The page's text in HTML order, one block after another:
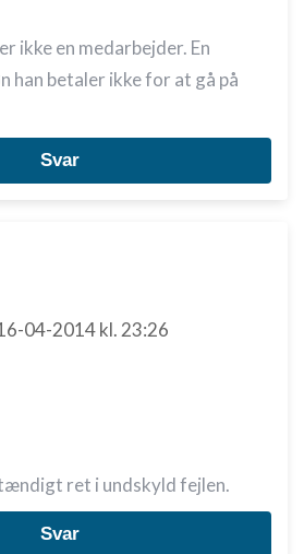
ikke en medarbejder. En
han betaler ikke for at gå på
Svar
04-2014kl. 23:26
ret i undskyld fejlen.
Svar